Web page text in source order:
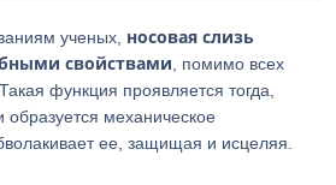
ученых, носовая слизь
свойствами , помимо всех
функция проявляется тогда,
образуется механическое
ее, защищая и исцеляя.